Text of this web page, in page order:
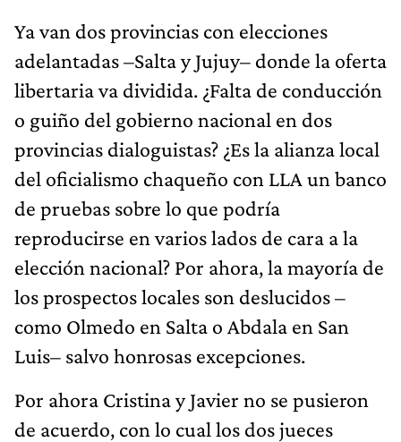
Ya van dos provincias con elecciones
adelantadas –Salta y Jujuy– donde la oferta
libertaria va dividida. ¿Falta de conducción
o guiño del gobierno nacional en dos
provincias dialoguistas? ¿Es la alianza local
del oficialismo chaqueño con LLA un banco
de pruebas sobre lo que podría
reproducirse en varios lados de cara a la
elección nacional? Por ahora, la mayoría de
los prospectos locales son deslucidos –
como Olmedo en Salta o Abdala en San
Luis– salvo honrosas excepciones.
Por ahora Cristina y Javier no se pusieron
de acuerdo, con lo cual los dos jueces